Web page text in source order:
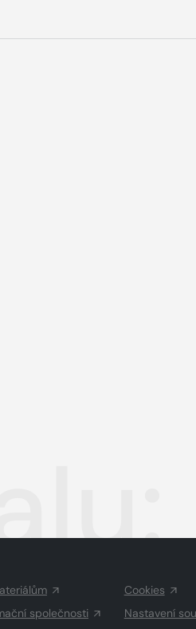
společnosti
Cookies
Nastavení